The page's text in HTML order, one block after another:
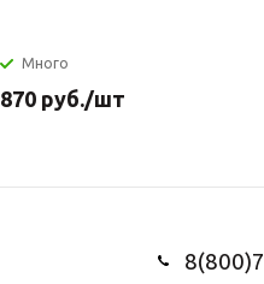
Много
870 руб./шт